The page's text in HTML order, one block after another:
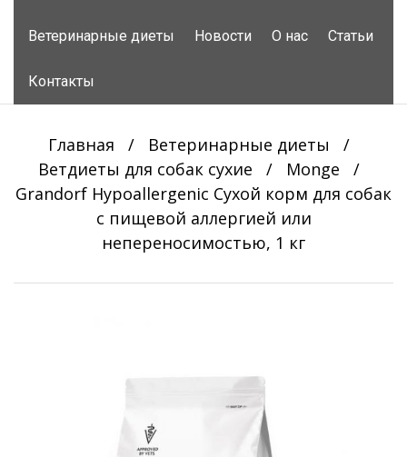
Ветеринарные диеты Новости О нас Статьи
Контакты
Главная / Ветеринарные диеты
/
Ветдиеты для собак сухие
/ Monge
/
Grandorf Hypoallergenic Сухой корм для собак
с пищевой аллергией или
непереносимостью, 1 кг